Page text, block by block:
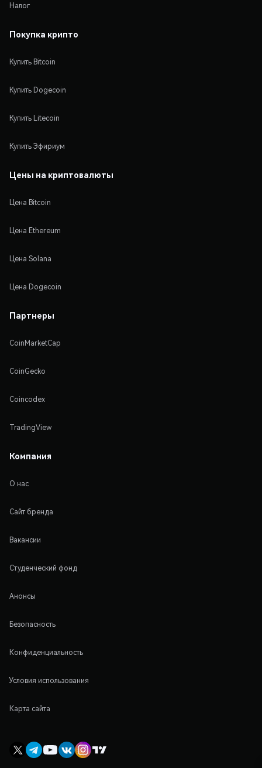
Налог
Покупка крипто
Купить Bitcoin
Купить Dogecoin
Купить Litecoin
Купить Эфириум
Цены на криптовалюты
Цена Bitcoin
Цена Ethereum
Цена Solana
Цена Dogecoin
Партнеры
CoinMarketCap
CoinGecko
Coincodex
TradingView
Компания
О нас
Сайт бренда
Вакансии
Студенческий фонд
Анонсы
Безопасность
Конфиденциальность
Условия использования
Карта сайта